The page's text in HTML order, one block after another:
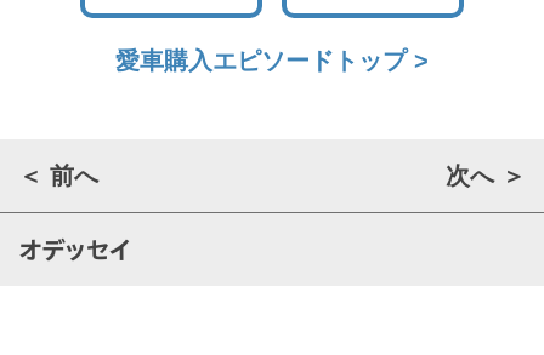
愛車購入エピソードトップ >
＜ 前へ 次へ ＞
オデッセイ